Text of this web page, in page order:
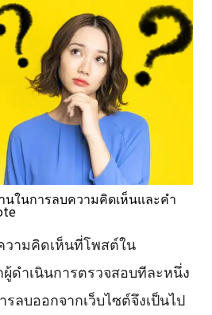
นในการลบความคิดเห็นและคำ
วามคิดเห็นที่โพสต์ใน
ดำเนินการตรวจสอบทีละหนึ่ง
ลบออกจากเว็บไซต์จึงเป็นไป